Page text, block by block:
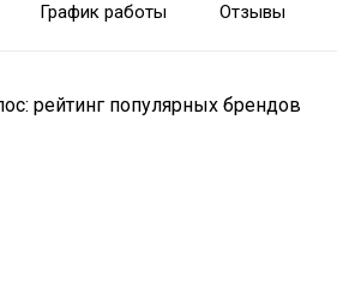
График работы Отзывы
рейтинг популярных брендов